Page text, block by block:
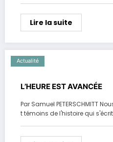
Lire la suite
Actualité
L’HEURE EST AVANCÉE
Par Samuel PETERSCHMITT
t témoins de l'histoire qui